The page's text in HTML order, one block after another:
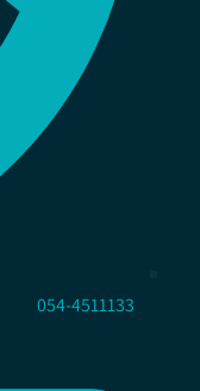
054-4511133